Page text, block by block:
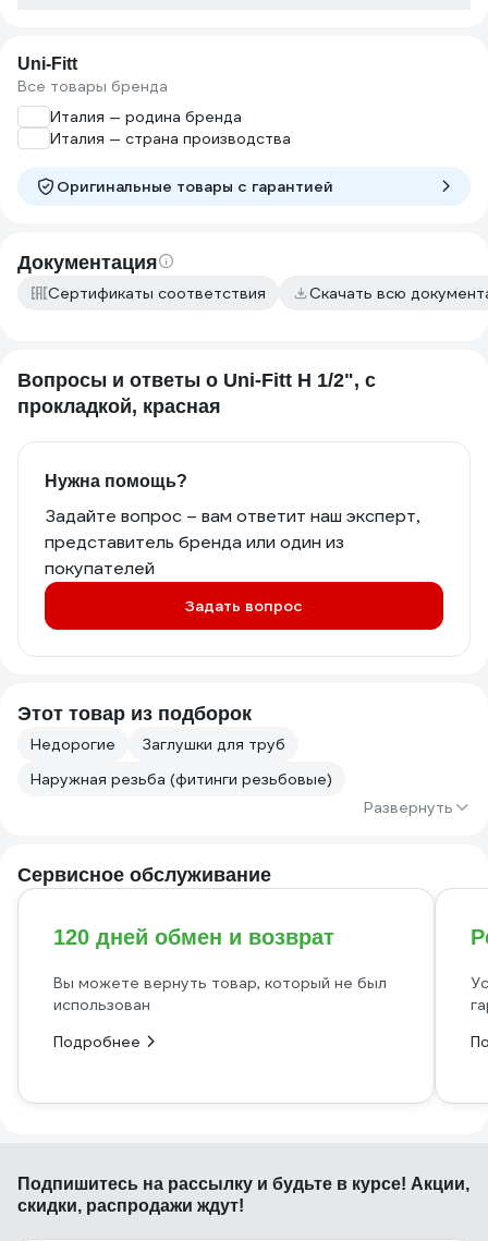
Uni-Fitt
Все товары бренда
Италия — родина бренда
Италия — страна производства
Оригинальные товары c гарантией
Документация
Сертификаты соответствия Скачать всю
Вопросы и ответы о Uni-Fitt Н 1/2", с
прокладкой, красная
Нужна помощь?
Задайте вопрос – вам ответит наш эксперт,
представитель бренда или один из
покупателей
Задать вопрос
Этот товар из подборок
Недорогие
Заглушки для труб
Наружная резьба (фитинги резьбовые)
Развернуть
Сервисное обслуживание
120 дней обмен и возврат
Вы можете вернуть товар, который не был
использован
Подробнее
Подпишитесь на рассылку и будьте в курсе! Акции,
скидки, распродажи ждут!